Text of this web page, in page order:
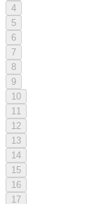
4
5
6
7
8
9
10
11
12
13
14
15
16
17